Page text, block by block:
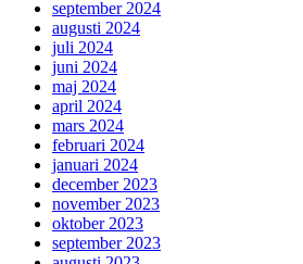
september 2024
augusti 2024
juli 2024
juni 2024
maj 2024
april 2024
mars 2024
februari 2024
januari 2024
december 2023
november 2023
oktober 2023
september 2023